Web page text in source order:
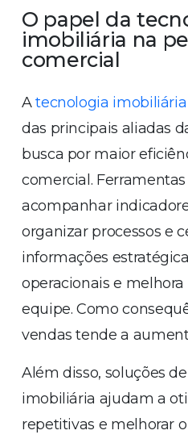
O papel da
imobiliária na
comercial
Atecnologia imobiliária
das principais aliadas
busca por maior
comercial.
acompanhar
organizar processos e
informações
operacionais e
equipe. Como
vendas tende a
Além disso, soluções
imobiliária ajudam a
repetitivas e melhorar